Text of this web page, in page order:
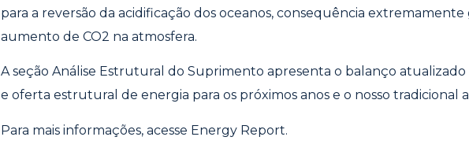
para a reversão da acidificação dos oceanos, consequência extremamente
aumento de CO2 na atmosfera.
A seção Análise Estrutural do Suprimento apresenta o balanço
e oferta estrutural de energia para os próximos anos e o nosso tradicional
Para mais informações, acesse Energy Report.